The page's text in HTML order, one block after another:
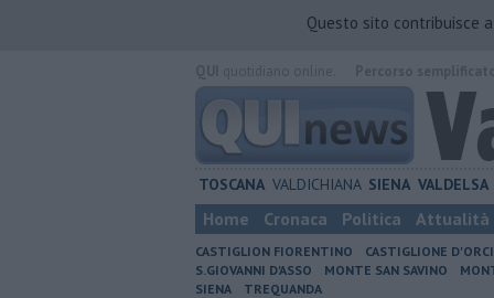
Questo sito contribuisce
TOSCANA VALDICHIANA SIENA VALDELSA
Home Cronaca Politica Attualità
CASTIGLION FIORENTINO CASTIGLIONE
S.GIOVANNI D'ASSO
MONTE SAN SAVINO
SIENA
TREQUANDA